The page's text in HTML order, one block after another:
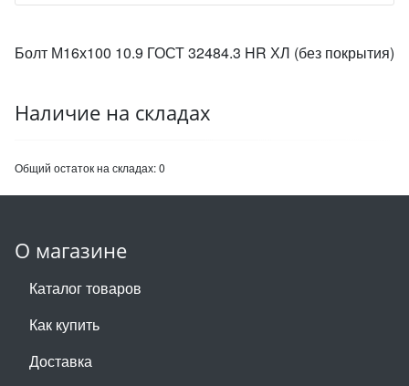
Болт М16х100 10.9 ГОСТ 32484.3 HR ХЛ (без покрытия)
Наличие на складах
Общий остаток на складах:0
О магазине
Каталог товаров
Как купить
Доставка